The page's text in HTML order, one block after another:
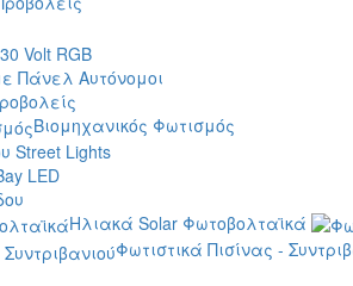
Volt RGB
Πάνελ Αυτόνομοι
Βιομηχανικός Φωτισμός
Street Lights
LED
Ηλιακά Solar Φωτοβολταϊκά
Φωτιστικά Πισίνας -